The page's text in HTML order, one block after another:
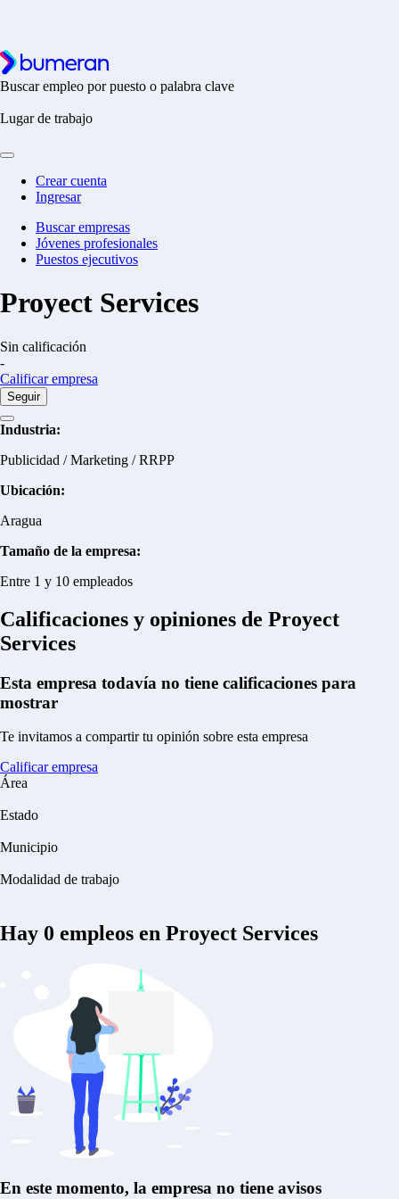
Buscar empleo por puesto o palabra clave
Lugar de trabajo
Crear cuenta
Ingresar
Buscar empresas
Jóvenes profesionales
Puestos ejecutivos
Proyect Services
Sin calificación
-
Calificar empresa
Seguir
Industria:
Publicidad / Marketing / RRPP
Ubicación:
Aragua
Tamaño de la empresa:
Entre 1 y 10 empleados
Calificaciones y opiniones de Proyect
Services
Esta empresa todavía no tiene calificaciones para
mostrar
Te invitamos a compartir tu opinión sobre esta empresa
Calificar empresa
Área
Estado
Municipio
Modalidad de trabajo
Hay 0 empleos en Proyect Services
En este momento, la empresa no tiene avisos